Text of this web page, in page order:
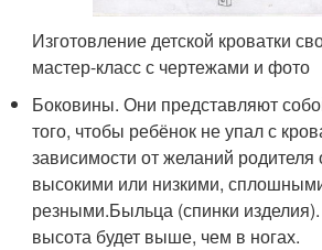
Изготовление детской кроватки
мастер-класс с чертежами и фото
Боковины. Они представляют
того, чтобы ребёнок не упал с
зависимости от желаний родителя
высокими или низкими,
резными.Быльца (спинки
высота будет выше, чем в ногах.